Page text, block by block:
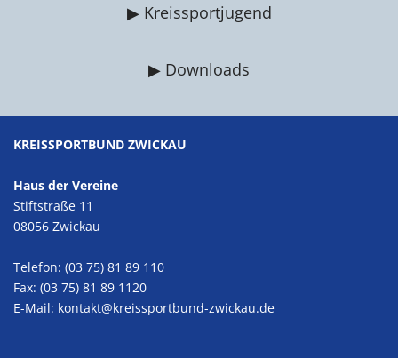
▶ Kreissportjugend
▶ Downloads
KREISSPORTBUND ZWICKAU
Haus der Vereine
Stiftstraße 11
08056 Zwickau
Telefon: (03 75) 81 89 110
Fax: (03 75) 81 89 1120
E-Mail: kontakt@kreissportbund-zwickau.de